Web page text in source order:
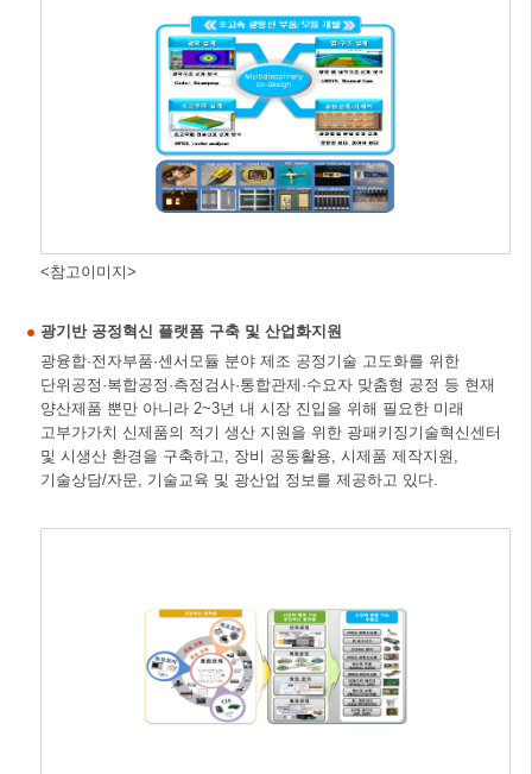
<참고이미지>
광기반 공정혁신 플랫폼 구축 및 산업화지원
광융합·전자부품·센서모듈 분야 제조 공정기술 고도화를 위한
단위공정·복합공정·측정검사·통합관제·수요자 맞춤형 공정 등 현재
양산제품 뿐만 아니라 2~3년 내 시장 진입을 위해 필요한 미래
고부가가치 신제품의 적기 생산 지원을 위한 광패키징기술혁신센터
및 시생산 환경을 구축하고, 장비 공동활용, 시제품 제작지원,
기술상담/자문, 기술교육 및 광산업 정보를 제공하고 있다.